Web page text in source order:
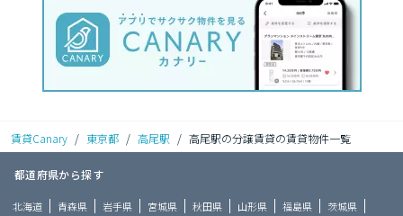
賃貸Canary / 東京都 / 高尾駅 / 高尾駅の分譲賃貸の賃貸物件一覧
都道府県から探す
北海道 青森県 岩手県 宮城県 秋田県 山形県 福島県 茨城県